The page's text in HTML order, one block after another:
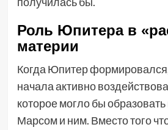
Роль Юпитера в
материи
Когда Юпитер
начала активно
которое могло бы
Марсом и ним. Вместо того